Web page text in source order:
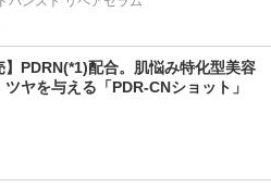
】PDRN(*1)配合。肌悩み特化型美容
ヤを与える「PDR-CNショット」